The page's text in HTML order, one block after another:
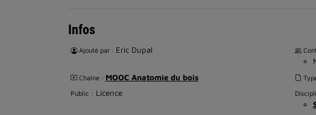
Infos
Ajouté par : Eric Dupal
Chaîne : MOOC Anatomie du bois
Public : Licence